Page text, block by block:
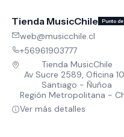
Tienda MusicChile Punto
web@musicchile.cl
+56961903777
Tienda MusicChile
Av Sucre 2589, Oficina
Santiago - Ñuñoa
Región Metropolitana -
Ver más detalles